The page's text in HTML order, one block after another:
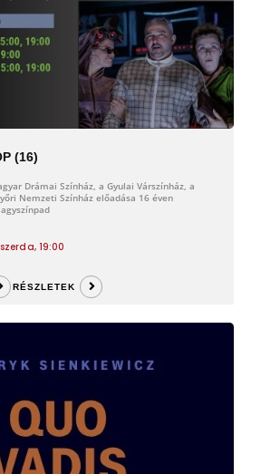
(16)
Drámai Színház, a Gyulai Várszínház, a
Nemzeti Színház előadása 16 éven
19:00
RÉSZLETEK